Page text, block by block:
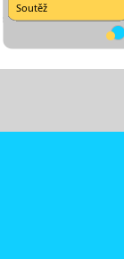
Soutěž